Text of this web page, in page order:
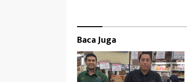
Baca Juga